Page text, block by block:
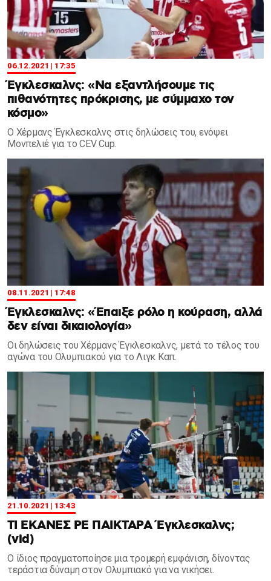
06.12.2021 | 17:35
Έγκλεσκαλνς: «Να εξαντλήσουμε τις
πιθανότητες πρόκρισης, με σύμμαχο τον
κόσμο»
Ο Χέρμανς Έγκλεσκαλνς στις δηλώσεις του, ενόψει
Μονπελιέ για το CEV Cup.
08.11.2021 | 17:48
Έγκλεσκαλνς: «Έπαιξε ρόλο η κούραση, αλλά
δεν είναι δικαιολογία»
Οι δηλώσεις του Χέρμανς Έγκλεσκαλνς, μετά το τέλος του
αγώνα του Ολυμπιακού για το Λιγκ Καπ.
21.10.2021 | 13:43
ΤΙ ΕΚΑΝΕΣ ΡΕ ΠΑΙΚΤΑΡΑ Έγκλεσκαλνς;
(vid)
Ο ίδιος πραγματοποίησε μια τρομερή εμφάνιση, δίνοντας
τεράστια δύναμη στον Ολυμπιακό για να νικήσει.